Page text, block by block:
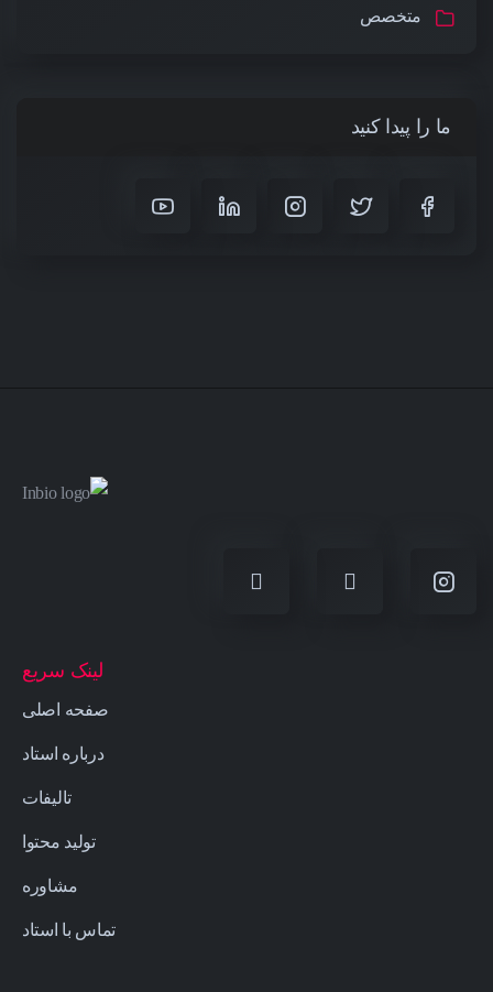
متخصص
ما را پیدا کنید
لینک سریع
صفحه اصلی
درباره استاد
تالیفات
تولید محتوا
مشاوره
تماس با استاد